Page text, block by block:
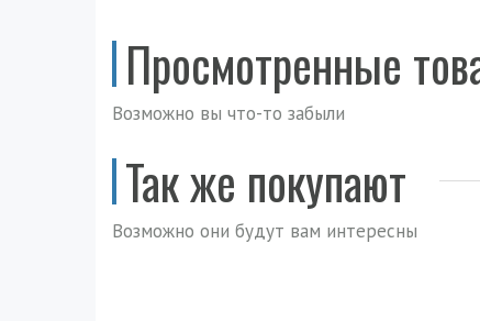
Просмотренные
Возможно вы что-то забыли
Так же покупают
Возможно они будут вам интересны